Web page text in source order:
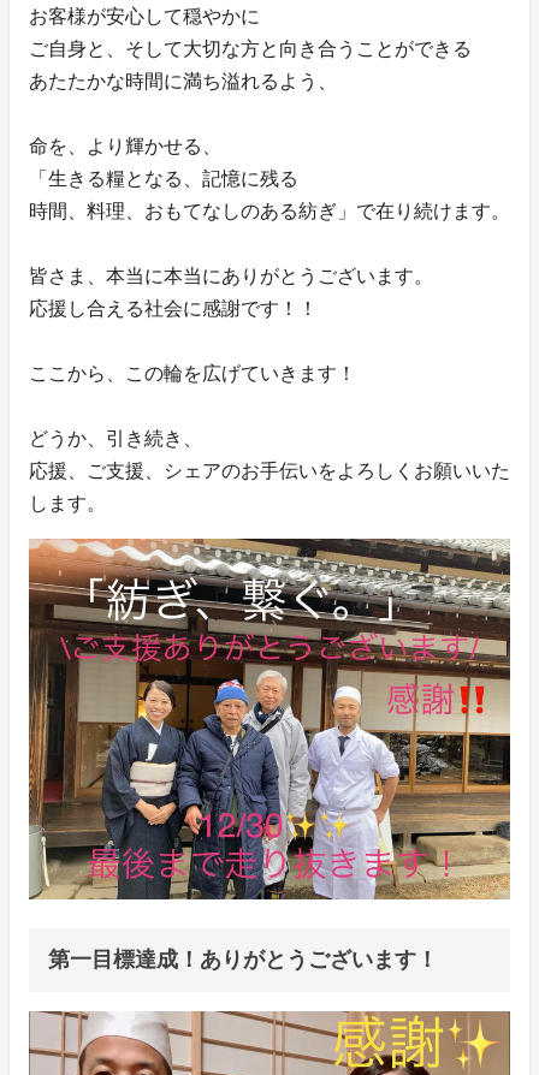
お客様が安心して穏やかに
ご自身と、そして大切な方と向き合うことができる
あたたかな時間に満ち溢れるよう、
命を、より輝かせる、
「生きる糧となる、記憶に残る
時間、料理、おもてなしのある紡ぎ」で在り続けます。
皆さま、本当に本当にありがとうございます。
応援し合える社会に感謝です！！
ここから、この輪を広げていきます！
どうか、引き続き、
応援、ご支援、シェアのお手伝いをよろしくお願いいた
します。
第一目標達成！ありがとうございます！